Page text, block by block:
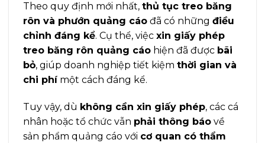
Theo quy định mới nhất, thủ tục treo băng
rôn và phướn quảng cáo đã có những điều
chỉnh đáng kể. Cụ thể, việc xin giấy phép
treo băng rôn quảng cáo hiện đã được bãi
bỏ, giúp doanh nghiệp tiết kiệm thời gian và
chi phímột cách đáng kể.
Tuy vậy, dù không cần xin giấy phép, các cá
nhân hoặc tổ chức vẫn phải thông báo về
sản phẩm quảng cáo với cơ quan có thẩm